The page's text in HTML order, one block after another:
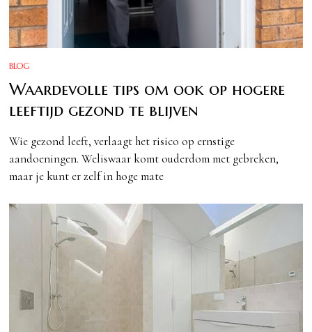
BLOG
Waardevolle tips om ook op hogere
leeftijd gezond te blijven
Wie gezond leeft, verlaagt het risico op ernstige
aandoeningen. Weliswaar komt ouderdom met gebreken,
maar je kunt er zelf in hoge mate